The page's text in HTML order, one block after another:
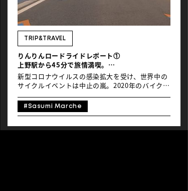
TRIP&TRAVEL
りんりんロードライドレポート①
上野駅から45分で旅情満喫。
霞ヶ浦1周110kmと、ライダーに優しい街土浦
新型コロナウイルスの感染拡大を受け、世界中の
サイクルイベントは中止の嵐。2020年のバイクニ
クルチャレンジも、今回やむなく中止となりまし
た。 一方、自転車通勤やインドアサイクルを始め
多いのでは。 それでも、やっぱり「自転車で行く
#Sasumi Marche